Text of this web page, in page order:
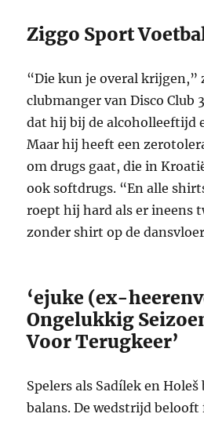
Ziggo Sport
“Die kun je overal krijgen,”
clubmanger van Disco Club
dat hij bij de alcoholleeftijd
Maar hij heeft een
om drugs gaat, die in
ook softdrugs. “En alle
roept hij hard als er ineens
zonder shirt op de
‘ejuke (ex-
Ongelukkig
Voor Terugkeer’
Spelers als Sadílek en
balans. De wedstrijd belooft